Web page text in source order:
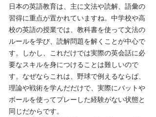
日本の英語教育は、主に文法や読解、語彙の
習得に重点が置かれていますね。中学校や高
校の英語の授業では、教科書を使って文法の
ルールを学び、読解問題を解くことが中心で
す。しかし、これだけでは実際の英会話に必
要なスキルを身につけることは難しいので
す。なぜならこれは、野球で例えるならば、
理論や戦術を学んだだけで、実際にバットや
ボールを使ってプレーした経験がない状態と
同じだからです。